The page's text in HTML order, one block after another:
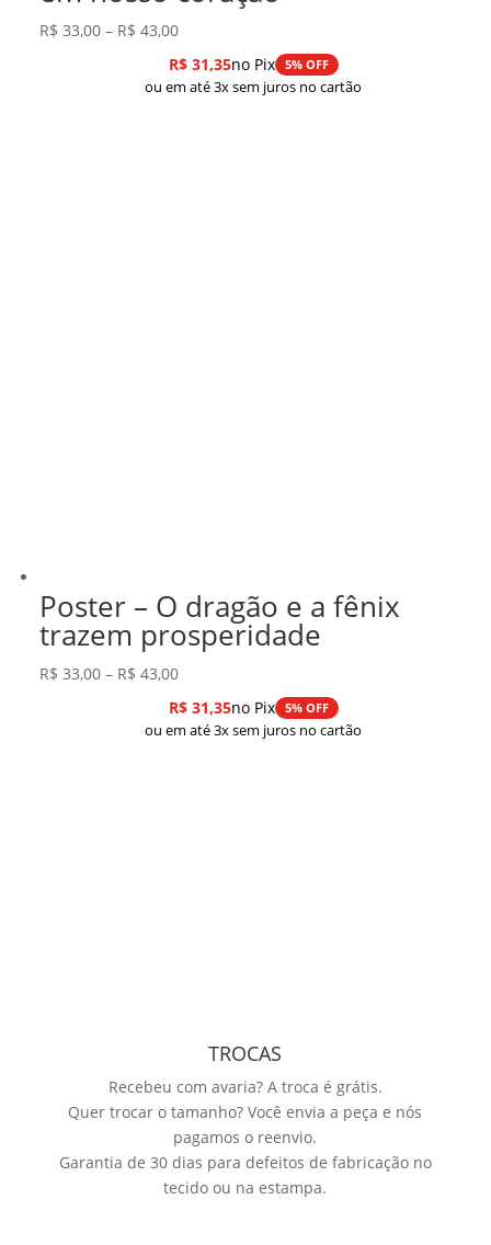
R$ 33,00 – R$ 43,00Faixa
de
preço:
R$31,35no Pix 5% OFF
ou em até 3x sem juros no cartão
Poster – O dragão e a fênix
trazem prosperidade
R$ 33,00 – R$ 43,00Faixa
de
preço:
R$31,35no Pix 5% OFF
ou em até 3x sem juros no cartão
TROCAS
Recebeu com avaria? A troca é grátis.
Quer trocar o tamanho? Você envia a peça e nós
pagamos o reenvio.
Garantia de 30 dias para defeitos de fabricação no
tecido ou na estampa.